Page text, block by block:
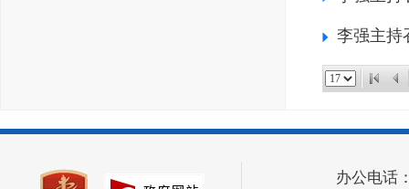
李强主持
办公电话